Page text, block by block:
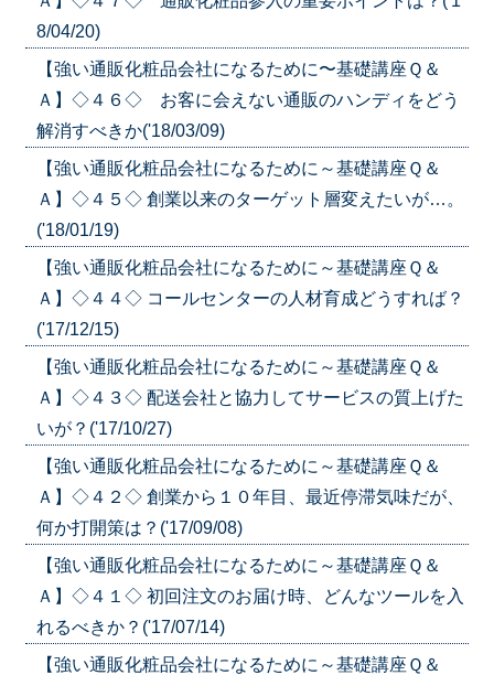
8/04/20)
【強い通販化粧品会社になるために〜基礎講座Ｑ＆
Ａ】◇４６◇ お客に会えない通販のハンディをどう
解消すべきか('18/03/09)
【強い通販化粧品会社になるために～基礎講座Ｑ＆
Ａ】◇４５◇ 創業以来のターゲット層変えたいが…。
('18/01/19)
【強い通販化粧品会社になるために～基礎講座Ｑ＆
Ａ】◇４４◇ コールセンターの人材育成どうすれば？
('17/12/15)
【強い通販化粧品会社になるために～基礎講座Ｑ＆
Ａ】◇４３◇ 配送会社と協力してサービスの質上げた
いが？('17/10/27)
【強い通販化粧品会社になるために～基礎講座Ｑ＆
Ａ】◇４２◇ 創業から１０年目、最近停滞気味だが、
何か打開策は？('17/09/08)
【強い通販化粧品会社になるために～基礎講座Ｑ＆
Ａ】◇４１◇ 初回注文のお届け時、どんなツールを入
れるべきか？('17/07/14)
【強い通販化粧品会社になるために～基礎講座Ｑ＆